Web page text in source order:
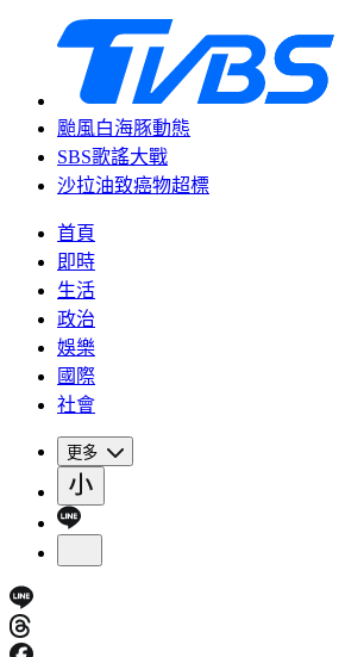
颱風白海豚動態
SBS歌謠大戰
沙拉油致癌物超標
首頁
即時
生活
政治
娛樂
國際
社會
更多